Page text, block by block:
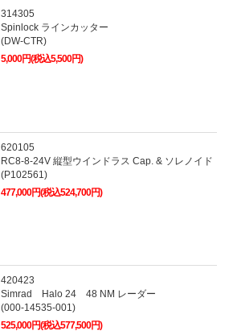
314305
Spinlock ラインカッター
(DW-CTR)
5,000円(税込5,500円)
620105
RC8-8-24V 縦型ウインドラス Cap. & ソレノイド
(P102561)
477,000円(税込524,700円)
420423
Simrad Halo 24 48 NM レーダー
(000-14535-001)
525,000円(税込577,500円)